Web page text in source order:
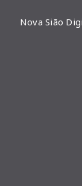
Nova Sião